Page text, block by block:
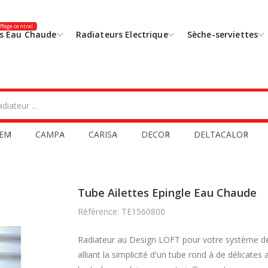
Eau Chaude
central
Radiateurs Electrique Sèche-serviettes
CAMPA CARISA DECOR DELTACALOR
Tube Ailettes Epingle Eau Chaude
Référence: TE1560800
Radiateur au Design LOFT pour votre système
alliant la simplicité d'un tube rond à de délicates